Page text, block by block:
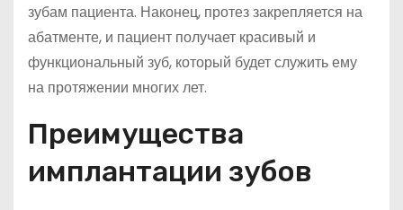
зубам пациента. Наконец, протез закрепляется на
абатменте, и пациент получает красивый и
функциональный зуб, который будет служить ему
на протяжении многих лет.
Преимущества
имплантации зубов